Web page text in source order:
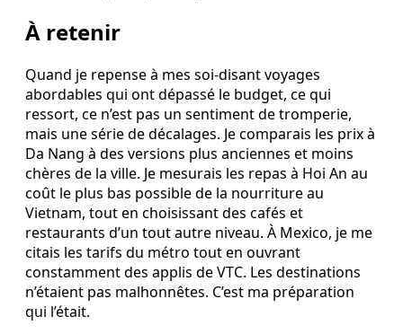
À retenir
Quand je repense à mes soi-disant voyages
abordables qui ont dépassé le budget, ce qui
ressort, ce n’est pas un sentiment de tromperie,
mais une série de décalages. Je comparais les prix à
Da Nang à des versions plus anciennes et moins
chères de la ville. Je mesurais les repas à Hoi An au
coût le plus bas possible de la nourriture au
Vietnam, tout en choisissant des cafés et
restaurants d’un tout autre niveau. À Mexico, je me
citais les tarifs du métro tout en ouvrant
constamment des applis de VTC. Les destinations
n’étaient pas malhonnêtes. C’est ma préparation
qui l’était.